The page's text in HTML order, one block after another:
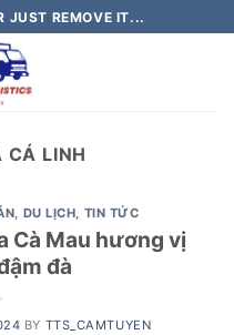
JUST REMOVE IT...
CÁ LINH
, DU LỊCH, TIN TỨC
Cà Mau hương vị
đà
BY TTS_CAMTUYEN